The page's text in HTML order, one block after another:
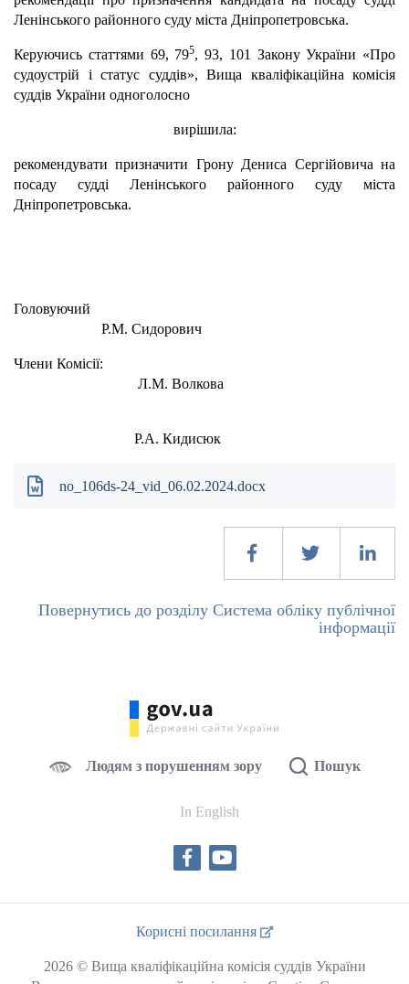
Ленінського районного суду міста Дніпропетровська.
Керуючись статтями 69, 795, 93, 101 Закону України «Про
судоустрій і статус суддів», Вища кваліфікаційна комісія
суддів України одноголосно
вирішила:
рекомендувати призначити Грону Дениса Сергійовича на
посаду судді Ленінського районного суду міста
Дніпропетровська.
Р.М. Сидорович
Члени Комісії:
Л.М. Волкова
Р.А. Кидисюк
no_106ds-24_vid_06.02.2024.docx
Повернутись до розділу Система обліку публічної
інформації
Людям з порушенням зору Пошук
In English
Корисні посилання
2026 © Вища кваліфікаційна комісія суддів України